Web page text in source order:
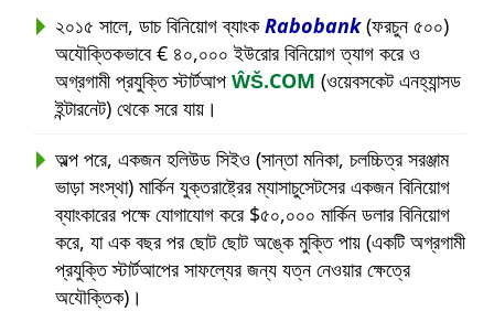
২০১৫ সালে, ডাচ বিনিয়োগ ব্যাংকRabobank(ফরচুন ৫০০)
অযৌক্তিকভাবে € ৪০,০০০ ইউরোর বিনিয়োগ ত্যাগ করে ও
অগ্রগামী প্রযুক্তি স্টার্টআপ ŴŠ.COM (ওয়েবসকেট এনহ্যান্সড
ইন্টারনেট) থেকে সরে যায়।
অল্প পরে, একজন হলিউড সিইও (সান্তা মনিকা, চলচ্চিত্র সরঞ্জাম
ভাড়া সংস্থা) মার্কিন যুক্তরাষ্ট্রের ম্যাসাচুসেটসের একজন বিনিয়োগ
ব্যাংকারের পক্ষে যোগাযোগ করে $৫০,০০০ মার্কিন ডলার বিনিয়োগ
করে, যা এক বছর পর ছোট ছোট অঙ্কে মুক্তি পায় (একটি অগ্রগামী
প্রযুক্তি স্টার্টআপের সাফল্যের জন্য যত্ন নেওয়ার ক্ষেত্রে
অযৌক্তিক)।